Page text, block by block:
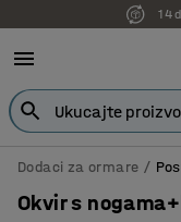
14
Dodaci za ormare
Okvir s